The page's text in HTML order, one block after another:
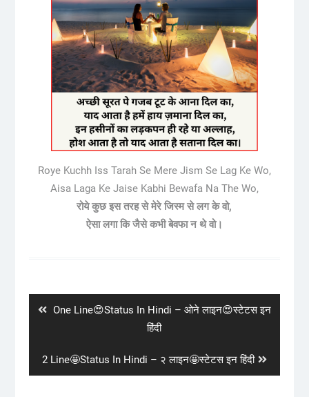
Roye Kuchh Iss Tarah Se Mere Jism Se Lag Ke Wo,
Aisa Laga Ke Jaise Kabhi Bewafa Na The Wo,
रोये कुछ इस तरह से मेरे जिस्म से लग के वो,
ऐसा लगा कि जैसे कभी बेवफा न थे वो।
Previous
One Line😍Status In Hindi – ओने लाइन😍स्टेटस इन
हिंदी
Next
post:
2 Line🤩Status In Hindi – २ लाइन🤩स्टेटस इन हिंदी